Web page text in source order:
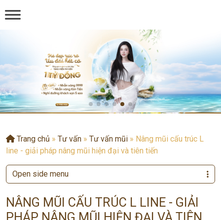
Trang chủ » Tư vấn » Tư vấn mũi » Nâng mũi cấu trúc L
line - giải pháp nâng mũi hiện đại và tiên tiến
NÂNG MŨI CẤU TRÚC L LINE - GIẢI
Open side menu